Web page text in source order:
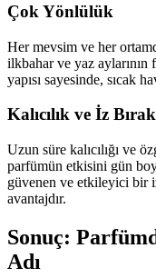
Çok Yönlülük
Her mevsim ve her
ilkbahar ve yaz
yapısı sayesinde, sıcak
Kalıcılık ve İz
Uzun süre kalıcılığı ve
parfümün etkisini gün
güvenen ve etkileyici bir
avantajdır.
Sonuç:
Adı